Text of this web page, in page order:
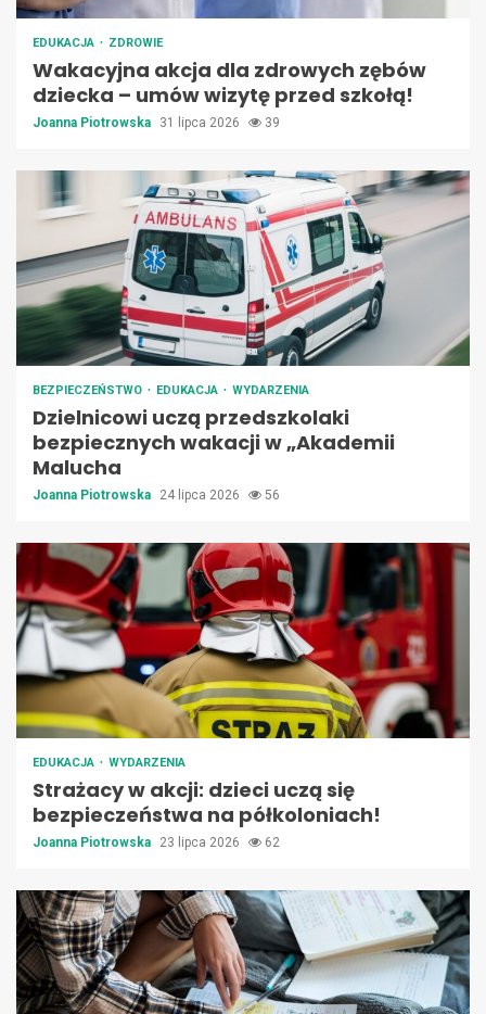
EDUKACJA ZDROWIE
Wakacyjna akcja dla zdrowych zębów
dziecka – umów wizytę przed szkołą!
Joanna Piotrowska 31 lipca 2026 39
BEZPIECZEŃSTWO EDUKACJA WYDARZENIA
Dzielnicowi uczą przedszkolaki
bezpiecznych wakacji w „Akademii
Malucha
Joanna Piotrowska 24 lipca 2026 56
EDUKACJA WYDARZENIA
Strażacy w akcji: dzieci uczą się
bezpieczeństwa na półkoloniach!
Joanna Piotrowska 23 lipca 2026 62